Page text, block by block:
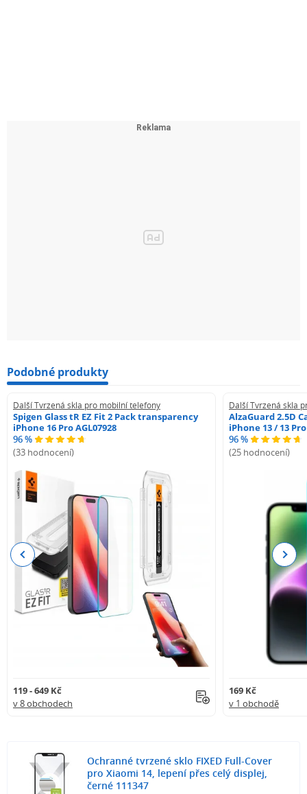
Podobné produkty
Další Tvrzená skla pro mobilní telefony
Spigen Glass tR EZ Fit 2 Pack transparency
iPhone 16 Pro AGL07928
96 %
(33 hodnocení)
119 - 649 Kč
v 8 obchodech
Další Tvrzená skla
AlzaGuard 2.5D
iPhone 13 / 13 Pro
96 %
(25 hodnocení)
169 Kč
v 1 obchodě
Previous Next
Ochranné tvrzené sklo FIXED Full-Cover
pro Xiaomi 14, lepení přes celý displej,
černé 111347